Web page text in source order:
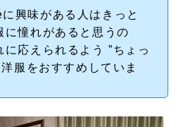
興味がある人はきっと
に憧れがあると思うの
に応えられるよう ”ちょっ
服をおすすめしていま